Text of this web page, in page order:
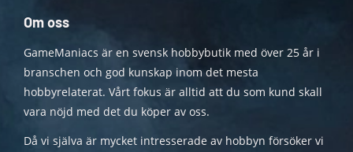
Om oss
GameManiacs är en svensk hobbybutik med över 25 år i
branschen och god kunskap inom det mesta
hobbyrelaterat. Vårt fokus är alltid att du som kund skall
vara nöjd med det du köper av oss.
Då vi själva är mycket intresserade av hobbyn försöker vi